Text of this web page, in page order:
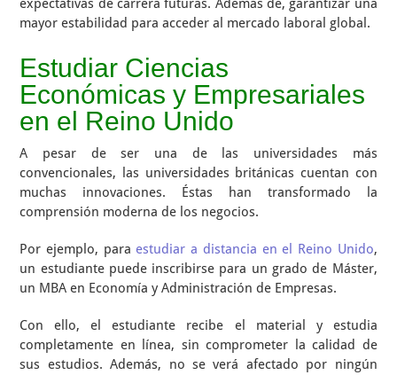
expectativas de carrera futuras. Además de, garantizar una
mayor estabilidad para acceder al mercado laboral global.
Estudiar Ciencias
Económicas y Empresariales
en el Reino Unido
A pesar de ser una de las universidades más
convencionales, las universidades británicas cuentan con
muchas innovaciones. Éstas han transformado la
comprensión moderna de los negocios.
Por ejemplo, para estudiar a distancia en el Reino Unido,
un estudiante puede inscribirse para un grado de Máster,
un MBA en Economía y Administración de Empresas.
Con ello, el estudiante recibe el material y estudia
completamente en línea, sin comprometer la calidad de
sus estudios. Además, no se verá afectado por ningún